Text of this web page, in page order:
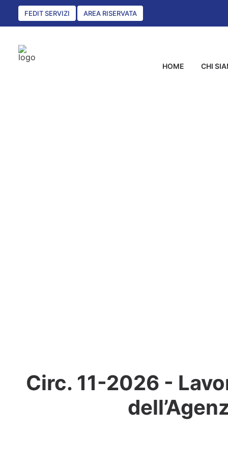
FEDIT SERVIZI AREA RISERVATA
HOME CHI
Circ. 11-2026 -